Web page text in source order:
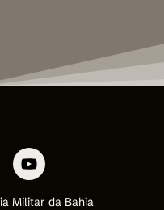
Militar da Bahia